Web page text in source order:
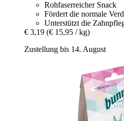
Rohfaserreicher Snack
Fördert die normale
Unterstützt die
€ 3,19 (€ 15,95 / kg)
Zustellung bis 14. August